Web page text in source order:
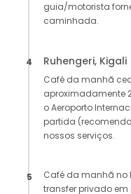
guia/motorista
caminhada.
4 Ruhengeri, Kigali
Café da manhã
aproximadamente
o Aeroporto
partida
nossos serviços.
5
Café da manhã no
transfer privado